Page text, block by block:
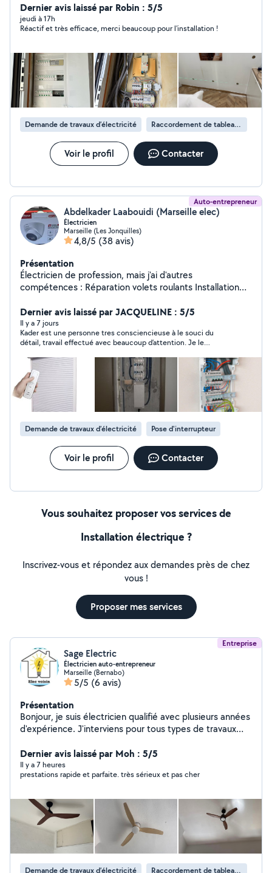
comme diagnostiqueur immobilier, je vous propose mes
services pour : Installations neuves ou rénovation
Dépannage rapide Remise aux normes après diagnostic
location de bien Travail soigné, conforme aux normes en
vigueur. Devis gratuit, intervention rapide. Assurance
décennale à jour. Je me déplace. Contactez-moi pour
plus d'informations
Dernier avis laissé par Robin : 5/5
jeudi à 17h
Réactif et très efficace, merci beaucoup pour l'installation !
Demande de travaux d’électricité Raccordement de tableau électrique
Voir le profil Contacter
Auto-entrepreneur
Abdelkader Laabouidi (Marseille elec)
Électricien
Marseille (Les Jonquilles)
4,8/5 (38 avis)
Présentation
Électricien de profession, mais j'ai d'autres
compétences : Réparation volets roulants Installation
smartphones Réparation des PC portable Réparation
des PC fixe
Dernier avis laissé par JACQUELINE : 5/5
Il y a 7 jours
Kader est une personne tres consciencieuse à le souci du
détail, travail effectué avec beaucoup d’attention. Je le
affaire avec lui
Demande de travaux d’électricité Pose d'interrupteur
Voir le profil Contacter
Vous souhaitez proposer vos services de
Installation électrique ?
Inscrivez-vous et répondez aux demandes près de chez
vous !
Proposer mes services
Entreprise
Sage Electric
Électricien auto-entrepreneur
Marseille (Bernabo)
5/5 (6 avis)
Présentation
Bonjour, je suis électricien qualifié avec plusieurs années
d'expérience. J'interviens pour tous types de travaux
et rénovation. Je travaille avec sérieux et efficacité pour
garantir un service de qualité. N'hésitez pas à me
contacter pour un devis ou toute question !
Dernier avis laissé par Moh : 5/5
Il y a 7 heures
prestations rapide et parfaite. très sérieux et pas cher
Demande de travaux d’électricité Raccordement de tableau électrique